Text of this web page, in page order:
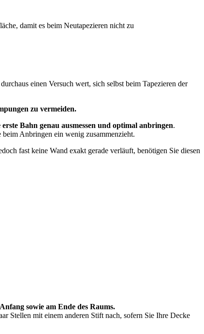
damit es beim Neutapezieren nicht zu
einen Versuch wert, sich selbst beim Tapezieren der
zu vermeiden.
erste Bahn genau ausmessen und optimal anbringen.
Anbringen ein wenig zusammenzieht.
fast keine Wand exakt gerade verläuft, benötigen Sie diesen
sowie am Ende des Raums.
Stellen mit einem anderen Stift nach, sofern Sie Ihre Decke